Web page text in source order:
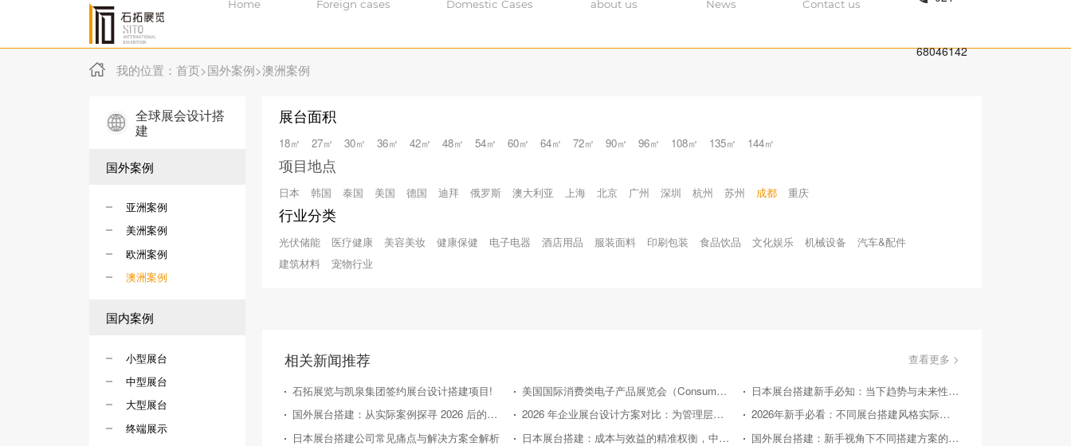
Home Foreign cases Domestic Cases about us News Contact us
68046142
我的位置： 首页>国外案例>澳洲案例
全球展会设计搭
建
国外案例
亚洲案例
美洲案例
欧洲案例
澳洲案例
国内案例
小型展台
中型展台
大型展台
终端展示
展台面积
18㎡ 27㎡ 30㎡ 36㎡ 42㎡ 48㎡ 54㎡ 60㎡ 64㎡ 72㎡ 90㎡ 96㎡ 108㎡ 135㎡ 144㎡
项目地点
日本 韩国 泰国 美国 德国 迪拜 俄罗斯 澳大利亚 上海 北京 广州 深圳 杭州 苏州 成都 重庆
行业分类
光伏储能 医疗健康 美容美妆 健康保健 电子电器 酒店用品 服装面料 印刷包装 食品饮品 文化娱乐 机械设备
汽车&配件
建筑材料
宠物行业
相关新闻推荐 查看更多 >
石拓展览与凯泉集团签约展台设计搭建项目! 美国国际消费类电子产品展览会（Consumer Electronics Show，简称CES）
日本展台搭建新手必知：当下趋势与未来性价比走向
国外展台搭建：从实际案例探寻 2026 后的趋势方向
2026 年企业展台设计方案对比：为管理层提供精准决策参考
2026年新手必看：不同展台搭建风格实际效果对比评测
日本展台搭建公司常见痛点与解决方案全解析
日本展台搭建：成本与效益的精准权衡，中小企业的投资指南
国外展台搭建：新手视角下不同搭建方案的性价比对比